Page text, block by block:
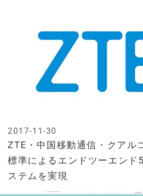
ZTE・中国移動通信・クアル
標準によるエンドツーエンド
ステムを実現
2017-11-30